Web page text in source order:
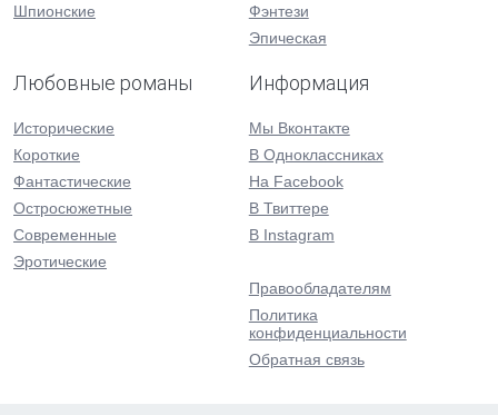
Шпионские
Фэнтези
Эпическая
Любовные романы
Исторические
Короткие
Фантастические
Остросюжетные
Современные
Эротические
Информация
Мы Вконтакте
В Одноклассниках
На Facebook
В Твиттере
В Instagram
Правообладателям
Политика
конфиденциальности
Обратная связь